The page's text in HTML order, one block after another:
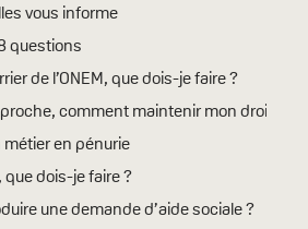
vous informe
questions
de l’ONEM, que dois-je faire ?
comment maintenir mon droit ?
métier en pénurie
que dois-je faire ?
une demande d’aide sociale ?